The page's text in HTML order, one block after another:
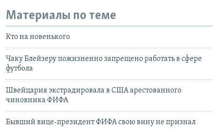
Материалы по теме
Кто на новенького
Чаку Блейзеру пожизненно запрещено работать в сфере
футбола
Швейцария экстрадировала в США арестованного
чиновника ФИФА
Бывший вице-президент ФИФА свою вину не признал